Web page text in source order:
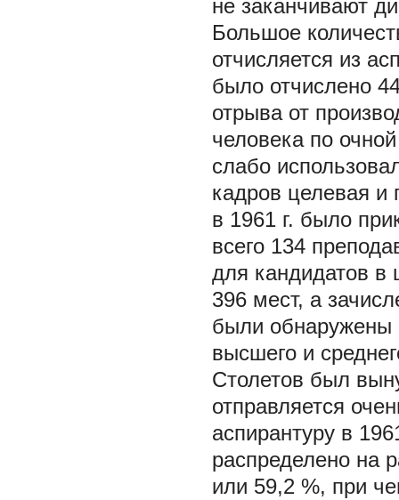
не заканчивают
Большое
отчисляется из
было отчислено
отрыва от
человека по
слабо
кадров целевая и
в 1961 г. было
всего 134
для кандидатов в
396 мест, а
были обнаружены
высшего и
Столетов был
отправляется
аспирантуру в
распределено на
или 59,2 %, при